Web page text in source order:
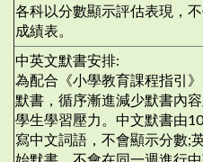
各科以分數顯示評估表現，
成績表。
中英文默書安排:
為配合《小學教育課程指引
默書，循序漸進減少默書內
學生學習壓力。中文默書由
寫中文詞語，不會顯示分數;
始默書， 不會在同一週進行